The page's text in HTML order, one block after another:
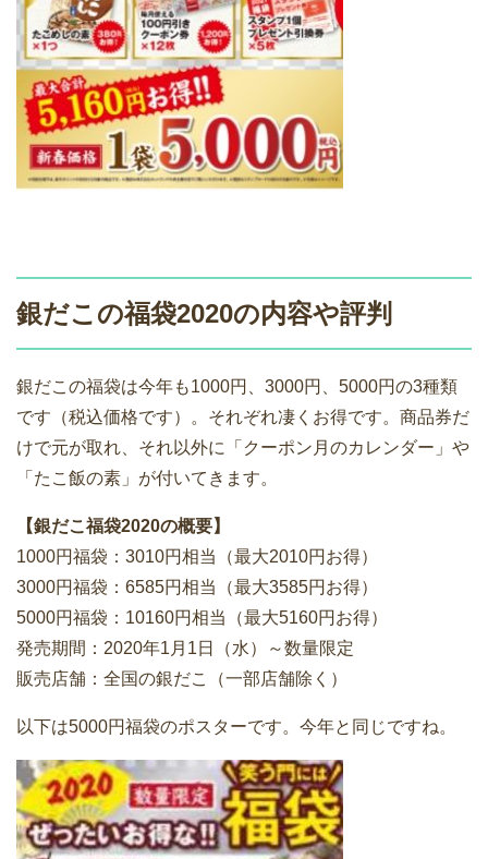
銀だこの福袋2020の内容や評判
銀だこの福袋は今年も1000円、3000円、5000円の3種類
です（税込価格です）。それぞれ凄くお得です。商品券だ
けで元が取れ、それ以外に「クーポン月のカレンダー」や
「たこ飯の素」が付いてきます。
【銀だこ福袋2020の概要】
1000円福袋：3010円相当（最大2010円お得）
3000円福袋：6585円相当（最大3585円お得）
5000円福袋：10160円相当（最大5160円お得）
発売期間：2020年1月1日（水）～数量限定
販売店舗：全国の銀だこ（一部店舗除く）
以下は5000円福袋のポスターです。今年と同じですね。